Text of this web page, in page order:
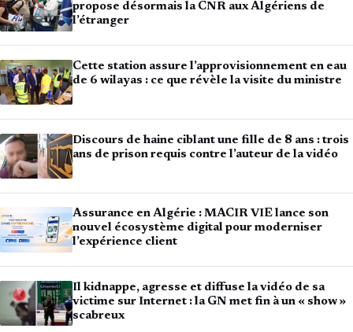
propose désormais la CNR aux Algériens de
l’étranger
Cette station assure l’approvisionnement en eau
de 6 wilayas : ce que révèle la visite du ministre
Discours de haine ciblant une fille de 8 ans : trois
ans de prison requis contre l’auteur de la vidéo
Assurance en Algérie : MACIR VIE lance son
nouvel écosystème digital pour moderniser
l’expérience client
Il kidnappe, agresse et diffuse la vidéo de sa
victime sur Internet : la GN met fin à un « show »
scabreux